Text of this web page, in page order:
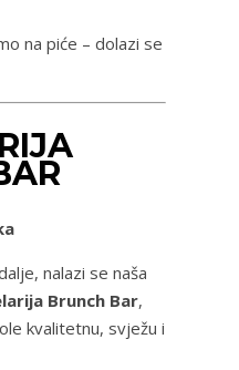
na piće – dolazi se
nalazi se naša
Brunch Bar,
kvalitetnu, svježu i